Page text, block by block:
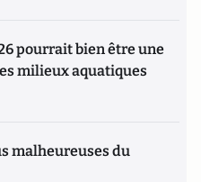
pourrait bien être une
milieux aquatiques
malheureuses du